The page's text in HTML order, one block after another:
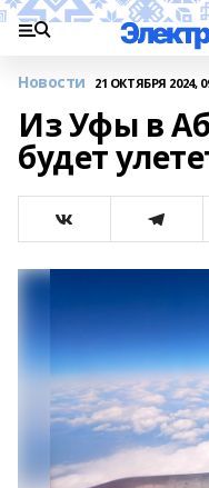
Новости 21 ОКТЯБРЯ 2024,
Из Уфы в
будет